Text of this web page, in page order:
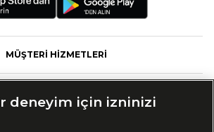
MÜŞTERİ HİZMETLERİ
deneyim için izninizi